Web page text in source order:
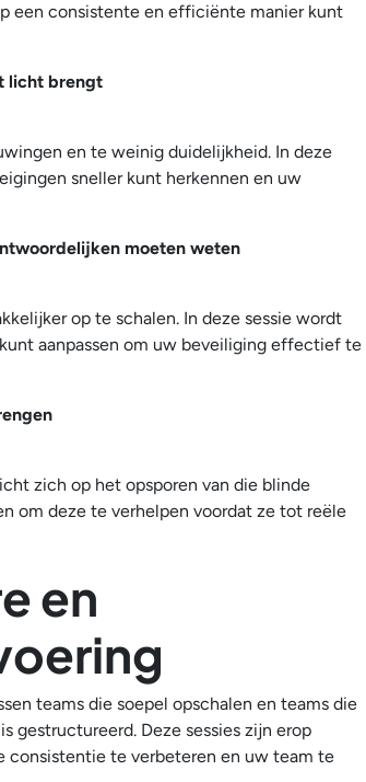
een consistente en efficiënte manier kunt
licht brengt
en te weinig duidelijkheid. In deze
sneller kunt herkennen en uw
moeten weten
op te schalen. In deze sessie wordt
aanpassen om uw beveiliging effectief te
zich op het opsporen van die blinde
om deze te verhelpen voordat ze tot reële
en
teams die soepel opschalen en teams die
gestructureerd. Deze sessies zijn erop
consistentie te verbeteren en uw team te